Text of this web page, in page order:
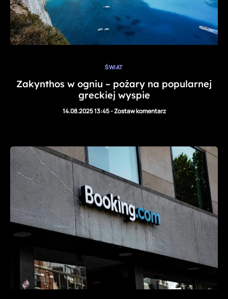
ŚWIAT
Zakynthos w ogniu – pożary na popularnej
greckiej wyspie
14.08.2025 13:45-Zostaw komentarz